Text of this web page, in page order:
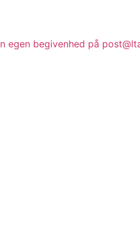
begivenhed på